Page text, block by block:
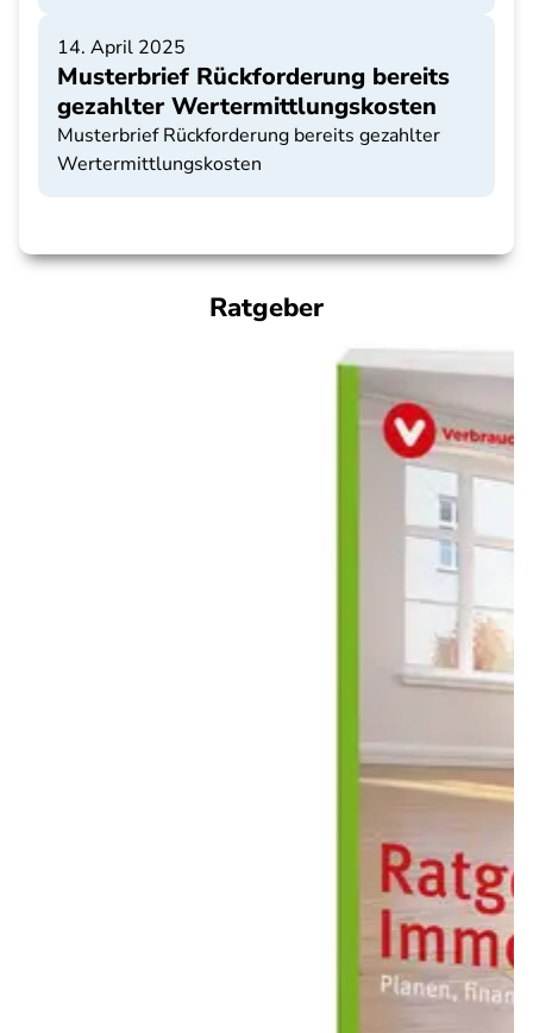
14. April 2025
Musterbrief Rückforderung bereits
gezahlter Wertermittlungskosten
Musterbrief Rückforderung bereits gezahlter
Wertermittlungskosten
Ratgeber